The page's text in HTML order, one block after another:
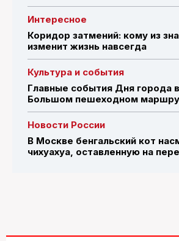
Интересное
Коридор затмений: кому из
изменит жизнь навсегда
Культура и события
Главные события Дня города
Большом пешеходном
Новости России
В Москве бенгальский кот
чихуахуа, оставленную на